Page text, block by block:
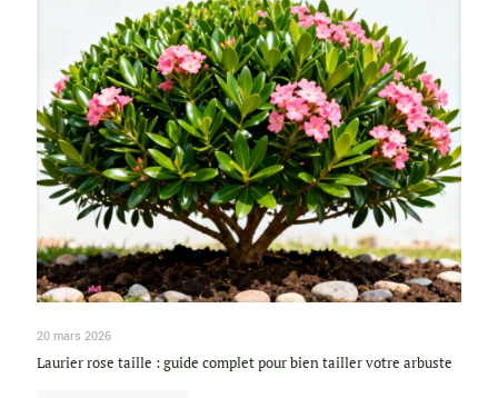
20 mars 2026
Laurier rose taille : guide complet pour bien tailler votre arbuste